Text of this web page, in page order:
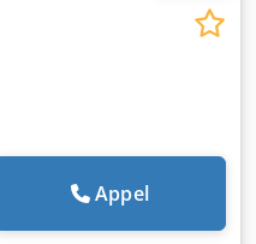
Appel